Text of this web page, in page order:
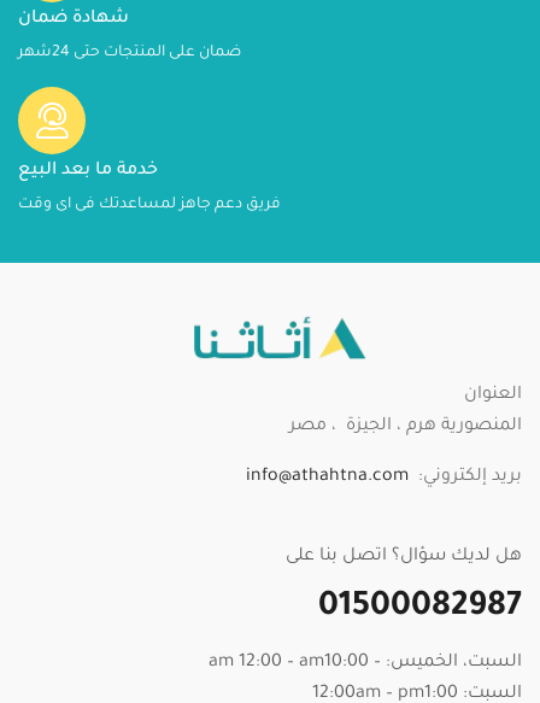
شهادة ضمان
ضمان على المنتجات حتى 24شهر
خدمة ما بعد البيع
فريق دعم جاهز لمساعدتك فى اى وقت
العنوان
المنصورية هرم ، الجيزة ، مصر
بريد إلكتروني: info@athahtna.com
هل لديك سؤال؟ اتصل بنا على
01500082987
السبت، الخميس: – am 12:00 – am10:00
السبت: 12:00am – pm1:00